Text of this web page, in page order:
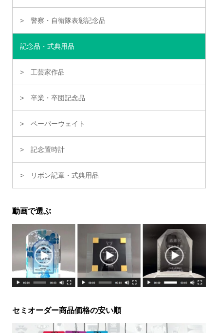
警察・自衛隊表彰記念品
記念品・式典用品
工芸家作品
卒業・卒団記念品
ペーパーウェイト
記念置時計
リボン記章・式典用品
動画で選ぶ
セミオーダー商品価格の安い順